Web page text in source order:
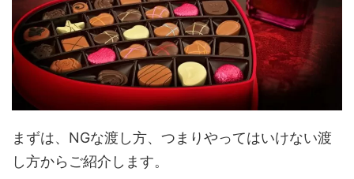
まずは、NGな渡し方、つまりやってはいけない渡
し方からご紹介します。